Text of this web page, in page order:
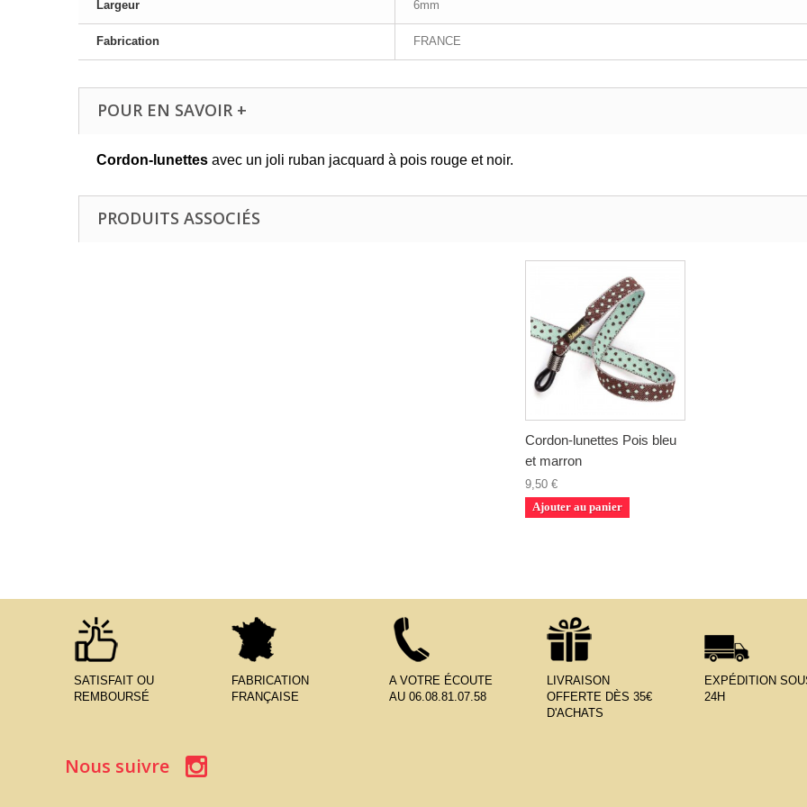
Largeur 6mm
Fabrication FRANCE
POUR EN SAVOIR +
Cordon-lunettes avec un joli ruban jacquard à pois rouge et noir.
PRODUITS ASSOCIÉS
Cordon-lunettes Pois bleu
et marron
9,50 €
Ajouter au panier
SATISFAIT OU
REMBOURSÉ
FABRICATION
FRANÇAISE
A VOTRE ÉCOUTE
AU 06.08.81.07.58
LIVRAISON
OFFERTE DÈS 35€
D'ACHATS
EXPÉDITION
24H
Nous suivre